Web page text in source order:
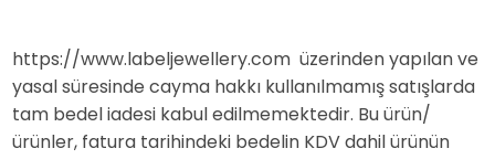
https://www.labeljewellery.com üzerinden yapılan ve
yasal süresinde cayma hakkı kullanılmamış satışlarda
tam bedel iadesi kabul edilmemektedir. Bu ürün/
ürünler, fatura tarihindeki bedelin KDV dahil ürünün